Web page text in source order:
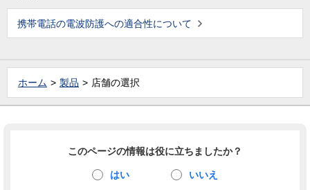
携帯電話の電波防護への適合性について
ホーム 製品 店舗の選択
このページの情報は役に立ちましたか？
はい いいえ